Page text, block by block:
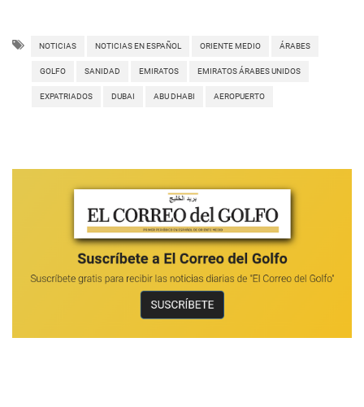
NOTICIAS NOTICIAS EN ESPAÑOL ORIENTE MEDIO ÁRABES
GOLFO SANIDAD EMIRATOS EMIRATOS ÁRABES UNIDOS
EXPATRIADOS DUBAI ABU DHABI AEROPUERTO